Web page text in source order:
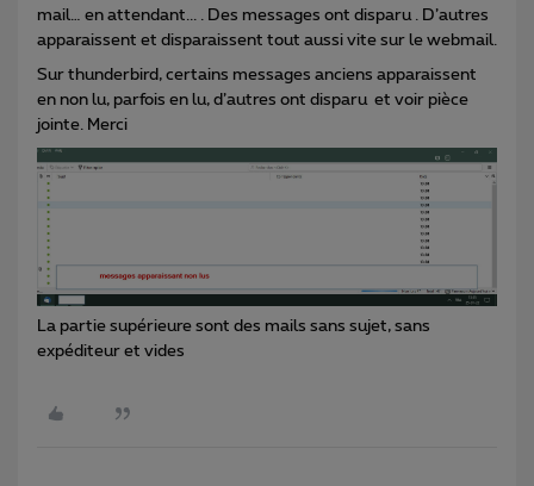
mail… en attendant... . Des messages ont disparu . D’autres
apparaissent et disparaissent tout aussi vite sur le webmail.
Sur thunderbird, certains messages anciens apparaissent
en non lu, parfois en lu, d’autres ont disparu et voir pièce
jointe. Merci
La partie supérieure sont des mails sans sujet, sans
expéditeur et vides